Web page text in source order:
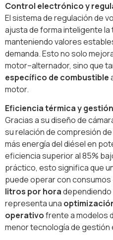
Control electrónico y
El sistema de regulación de
ajusta de forma inteligente la
manteniendo valores
demanda. Esto no solo
motor–alternador, sino que
específico de combustible
motor.
Eficiencia térmica y
Gracias a su diseño de
su relación de compresión
más energía del diésel en
eficiencia superior al 85%
práctico, esto significa que
puede operar con
litros por horadependiendo
representa una
operativofrente a modelos
menor tecnología de gestión